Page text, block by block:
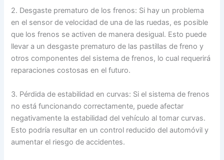
2. Desgaste prematuro de los frenos: Si hay un problema
en el sensor de velocidad de una de las ruedas, es posible
que los frenos se activen de manera desigual. Esto puede
llevar a un desgaste prematuro de las pastillas de freno y
otros componentes del sistema de frenos, lo cual requerirá
reparaciones costosas en el futuro.
3. Pérdida de estabilidad en curvas: Si el sistema de frenos
no está funcionando correctamente, puede afectar
negativamente la estabilidad del vehículo al tomar curvas.
Esto podría resultar en un control reducido del automóvil y
aumentar el riesgo de accidentes.